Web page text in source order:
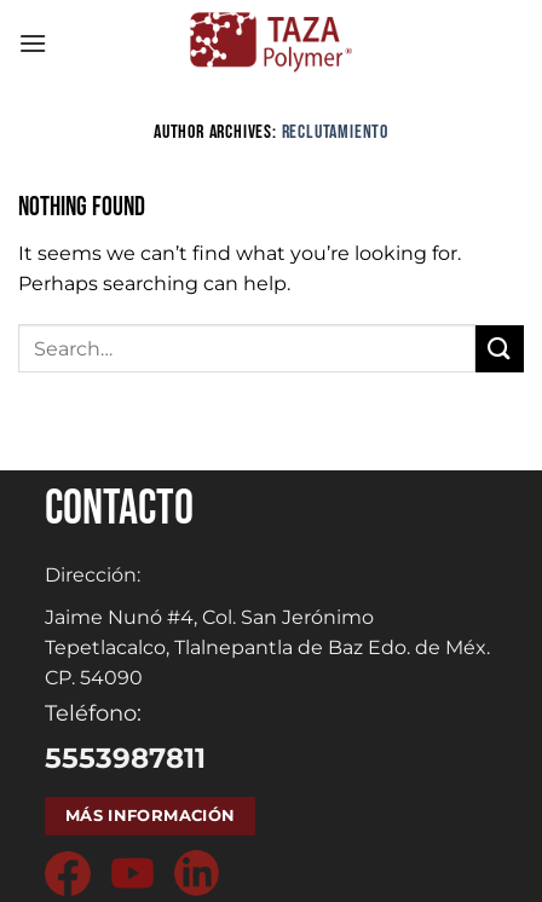
AUTHOR ARCHIVES: RECLUTAMIENTO
Nothing Found
It seems we can’t find what you’re looking for.
Perhaps searching can help.
Contacto
Dirección:
Jaime Nunó #4, Col. San Jerónimo
Tepetlacalco, Tlalnepantla de Baz Edo. de Méx.
CP. 54090
Teléfono:
5553987811
MÁS INFORMACIÓN